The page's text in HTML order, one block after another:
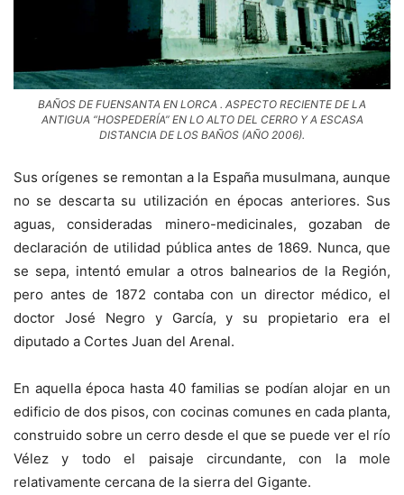
BAÑOS DE FUENSANTA EN LORCA . ASPECTO RECIENTE DE LA
ANTIGUA “HOSPEDERÍA” EN LO ALTO DEL CERRO Y A ESCASA
DISTANCIA DE LOS BAÑOS (AÑO 2006).
Sus orígenes se remontan a la España musulmana, aunque
no se descarta su utilización en épocas anteriores. Sus
aguas, consideradas minero-medicinales, gozaban de
declaración de utilidad pública antes de 1869. Nunca, que
se sepa, intentó emular a otros balnearios de la Región,
pero antes de 1872 contaba con un director médico, el
doctor José Negro y García, y su propietario era el
diputado a Cortes Juan del Arenal.
En aquella época hasta 40 familias se podían alojar en un
edificio de dos pisos, con cocinas comunes en cada planta,
construido sobre un cerro desde el que se puede ver el río
Vélez y todo el paisaje circundante, con la mole
relativamente cercana de la sierra del Gigante.